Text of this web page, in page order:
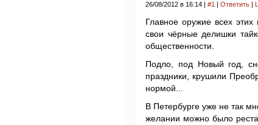
26/08/2012 в 16:14 | #1 | Ответить |
Главное оружие всех
свои чёрные делишки
общественности.
Подло, под Новый год,
праздники, крушили
нормой...
В Петербурге уже не так
желании можно было